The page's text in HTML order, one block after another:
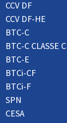
CCV DF
CCV DF-HE
BTC-C
BTC-C CLASSE C
BTC-E
BTCi-CF
BTCi-F
SPN
CESA